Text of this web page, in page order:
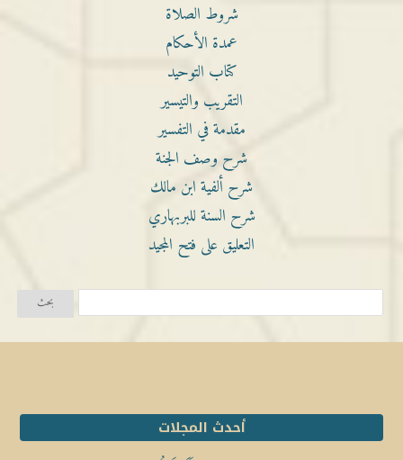
شروط الصلاة
عمدة الأحكام
كتاب التوحيد
التقريب والتيسير
مقدمة في التفسير
شرح وصف الجنة
شرح ألفية ابن مالك
شرح السنة للبربهاري
التعليق على فتح المجيد
أحدث المجلات